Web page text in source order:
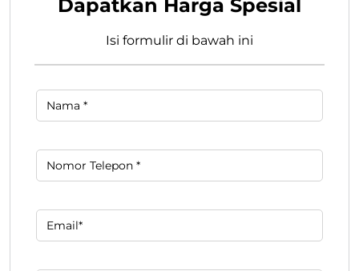
Dapatkan Harga Spesial
Isi formulir di bawah ini